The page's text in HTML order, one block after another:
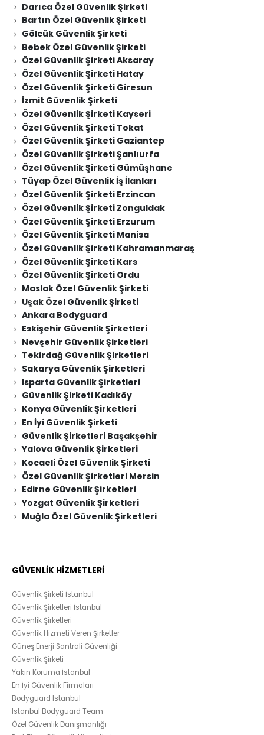
Darıca Özel Güvenlik Şirketi
Bartın Özel Güvenlik Şirketi
Gölcük Güvenlik Şirketi
Bebek Özel Güvenlik Şirketi
Özel Güvenlik Şirketi Aksaray
Özel Güvenlik Şirketi Hatay
Özel Güvenlik Şirketi Giresun
İzmit Güvenlik Şirketi
Özel Güvenlik Şirketi Kayseri
Özel Güvenlik Şirketi Tokat
Özel Güvenlik Şirketi Gaziantep
Özel Güvenlik Şirketi Şanlıurfa
Özel Güvenlik Şirketi Gümüşhane
Tüyap Özel Güvenlik İş İlanları
Özel Güvenlik Şirketi Erzincan
Özel Güvenlik Şirketi Zonguldak
Özel Güvenlik Şirketi Erzurum
Özel Güvenlik Şirketi Manisa
Özel Güvenlik Şirketi Kahramanmaraş
Özel Güvenlik Şirketi Kars
Özel Güvenlik Şirketi Ordu
Maslak Özel Güvenlik Şirketi
Uşak Özel Güvenlik Şirketi
Ankara Bodyguard
Eskişehir Güvenlik Şirketleri
Nevşehir Güvenlik Şirketleri
Tekirdağ Güvenlik Şirketleri
Sakarya Güvenlik Şirketleri
Isparta Güvenlik Şirketleri
Güvenlik Şirketi Kadıköy
Konya Güvenlik Şirketleri
En İyi Güvenlik Şirketi
Güvenlik Şirketleri Başakşehir
Yalova Güvenlik Şirketleri
Kocaeli Özel Güvenlik Şirketi
Özel Güvenlik Şirketleri Mersin
Edirne Güvenlik Şirketleri
Yozgat Güvenlik Şirketleri
Muğla Özel Güvenlik Şirketleri
GÜVENLİK HİZMETLERİ
Güvenlik Şirketi İstanbul
Güvenlik Şirketleri İstanbul
Güvenlik Şirketleri
Güvenlik Hizmeti Veren Şirketler
Güneş Enerji Santrali Güvenliği
Güvenlik Şirketi
Yakın Koruma İstanbul
En İyi Güvenlik Firmaları
Bodyguard Istanbul
Istanbul Bodyguard Team
Özel Güvenlik Danışmanlığı